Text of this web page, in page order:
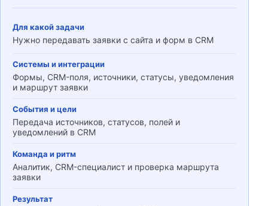
Для какой задачи
Нужно передавать заявки с сайта и форм в CRM
Системы и интеграции
Формы, CRM-поля, источники, статусы, уведомления
и маршрут заявки
События и цели
Передача источников, статусов, полей и
уведомлений в CRM
Команда и ритм
Аналитик, CRM-специалист и проверка маршрута
заявки
Результат